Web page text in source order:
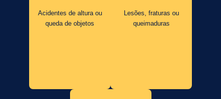
Acidentes de altura ou
queda de objetos
Lesões, fraturas ou
queimaduras